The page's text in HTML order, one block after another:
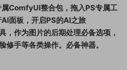
ComfyUI整合包，拖入PS专属工
面板，开启PS的AI之旅
，作为图片的后期处理必备选项，
修手等各类操作。必备神器。